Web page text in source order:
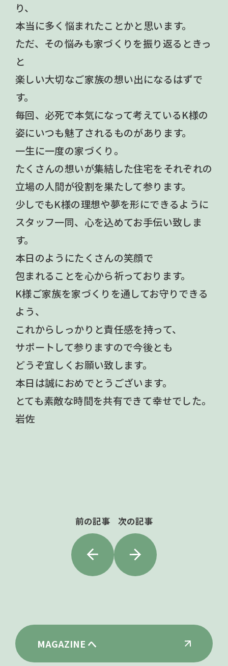
り、
本当に多く悩まれたことかと思います。
ただ、その悩みも家づくりを振り返るときっ
と
楽しい大切なご家族の想い出になるはずで
す。
毎回、必死で本気になって考えているK様の
姿にいつも魅了されるものがあります。
一生に一度の家づくり。
たくさんの想いが集結した住宅をそれぞれの
立場の人間が役割を果たして参ります。
少しでもK様の理想や夢を形にできるように
スタッフ一同、心を込めてお手伝い致しま
す。
本日のようにたくさんの笑顔で
包まれることを心から祈っております。
K様ご家族を家づくりを通してお守りできる
よう、
これからしっかりと責任感を持って、
サポートして参りますので今後とも
どうぞ宜しくお願い致します。
本日は誠におめでとうございます。
とても素敵な時間を共有できて幸せでした。
岩佐
前の記事 次の記事
MAGAZINE へ